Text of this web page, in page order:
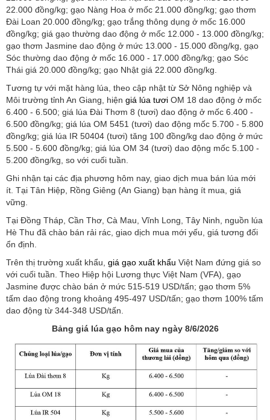
22.000 đồng/kg; gạo Nàng Hoa ở mốc 21.000 đồng/kg; gạo thơm
Đài Loan 20.000 đồng/kg; gạo trắng thông dụng ở mốc 16.000
đồng/kg; giá gạo thường dao động ở mốc 12.000 - 13.000 đồng/kg;
gạo thơm Jasmine dao động ở mức 13.000 - 15.000 đồng/kg, gạo
Sóc thường dao động ở mốc 16.000 - 17.000 đồng/kg; gạo Sóc
Thái giá 20.000 đồng/kg; gạo Nhật giá 22.000 đồng/kg.
Tương tự với mặt hàng lúa, theo cập nhật từ Sở Nông nghiệp và
Môi trường tỉnh An Giang, hiện giá lúa tươi OM 18 dao động ở mốc
6.400 - 6.500; giá lúa Đài Thơm 8 (tươi) dao động ở mốc 6.400 -
6.500 đồng/kg; giá lúa OM 5451 (tươi) dao động mốc 5.700 - 5.800
đồng/kg; giá lúa IR 50404 (tươi) tăng 100 đồng/kg dao động ở mức
5.500 - 5.600 đồng/kg; giá lúa OM 34 (tươi) dao động mốc 5.100 -
5.200 đồng/kg, so với cuối tuần.
Ghi nhận tại các địa phương hôm nay, giao dịch mua bán lúa mới
ít. Tại Tân Hiệp, Rồng Giêng (An Giang) bạn hàng ít mua, giá
vững.
Tại Đồng Tháp, Cần Thơ, Cà Mau, Vĩnh Long, Tây Ninh, nguồn lúa
Hè Thu đã chào bán rải rác, giao dịch mua mới yếu, giá tương đối
ổn định.
Trên thị trường xuất khẩu, giá gạo xuất khẩu Việt Nam đứng giá so
với cuối tuần. Theo Hiệp hội Lương thực Việt Nam (VFA), gạo
Jasmine được chào bán ở mức 515-519 USD/tấn; gạo thơm 5%
tấm dao động trong khoảng 495-497 USD/tấn; gạo thơm 100% tấm
dao động từ 344-348 USD/tấn.
Bảng giá lúa gạo hôm nay ngày 8/6/2026